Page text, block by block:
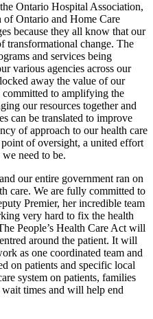
Ontario Hospital Association,
of Ontario and Home Care
because they all know that our
transformational change. The
and services being
various agencies across our
away the value of our
to amplifying the
our resources together and
can be translated to improve
of approach to our health care
of oversight, a united effort
need to be.
our entire government ran on
care. We are fully committed to
Premier, her incredible team
very hard to fix the health
People’s Health Care Act will
around the patient. It will
as one coordinated team and
on patients and specific local
system on patients, families
times and will help end